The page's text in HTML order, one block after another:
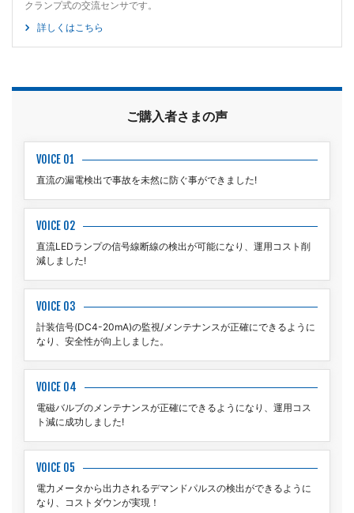
クランプ式の交流センサです。
詳しくはこちら
ご購入者さまの声
VOICE 01
直流の漏電検出で事故を未然に防ぐ事ができました!
VOICE 02
直流LEDランプの信号線断線の検出が可能になり、運用コスト削
減しました!
VOICE 03
計装信号(DC4-20mA)の監視/メンテナンスが正確にできるように
なり、安全性が向上しました。
VOICE 04
電磁バルブのメンテナンスが正確にできるようになり、運用コス
ト減に成功しました!
VOICE 05
電力メータから出力されるデマンドパルスの検出ができるように
なり、コストダウンが実現！